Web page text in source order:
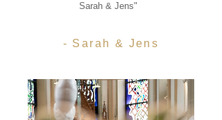
Sarah & Jens"
- Sarah & Jens